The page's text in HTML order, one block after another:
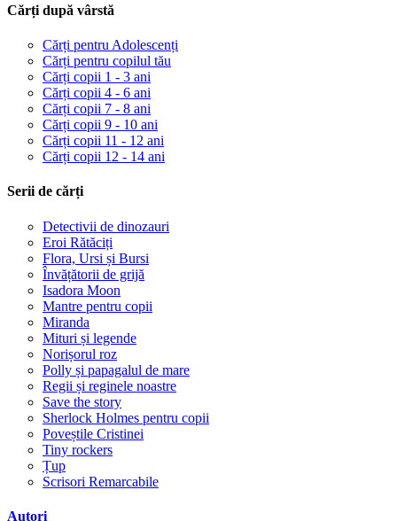
Cărți după vârstă
Cărți pentru Adolescenți
Cărți pentru copilul tău
Cărți copii 1 - 3 ani
Cărți copii 4 - 6 ani
Cărți copii 7 - 8 ani
Cărți copii 9 - 10 ani
Cărți copii 11 - 12 ani
Cărți copii 12 - 14 ani
Serii de cărți
Detectivii de dinozauri
Eroi Rătăciți
Flora, Ursi și Bursi
Învățătorii de grijă
Isadora Moon
Mantre pentru copii
Miranda
Mituri și legende
Norișorul roz
Polly și papagalul de mare
Regii și reginele noastre
Save the story
Sherlock Holmes pentru copii
Poveștile Cristinei
Tiny rockers
Țup
Scrisori Remarcabile
Autori